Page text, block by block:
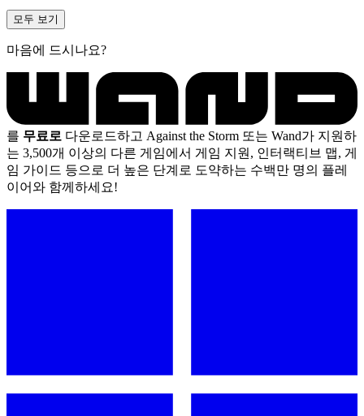
모두 보기
마음에 드시나요?
를 무료로 다운로드하고 Against the Storm 또는 Wand가 지원하
는 3,500개 이상의 다른 게임에서 게임 지원, 인터랙티브 맵, 게
임 가이드 등으로 더 높은 단계로 도약하는 수백만 명의 플레
이어와 함께하세요!